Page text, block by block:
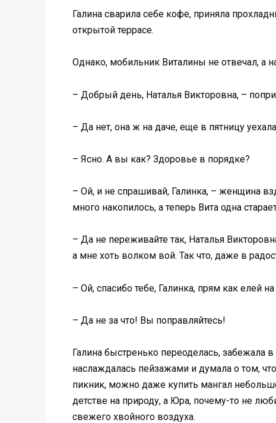
Галина сварила себе кофе, приняла
открытой террасе.
Однако, мобильник Виталины не отвечал, а
– Добрый день, Наталья Викторовна, –
– Да нет, она ж на даче, еще в пятницу
– Ясно. А вы как? Здоровье в порядке?
– Ой, и не спрашивай, Галинка, – женщина
много накопилось, а теперь Вита одна
– Да не переживайте так, Наталья
а мне хоть волком вой. Так что, даже в
– Ой, спасибо тебе, Галинка, прям как елей
– Да не за что! Вы поправляйтесь!
Галина быстренько переоделась, забежала
наслаждалась пейзажами и думала о том,
пикник, можно даже купить мангал
детстве на природу, а Юра, почему-то не
свежего хвойного воздуха.